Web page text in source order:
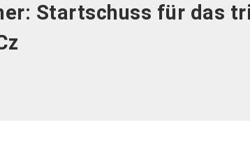
Startschuss für das